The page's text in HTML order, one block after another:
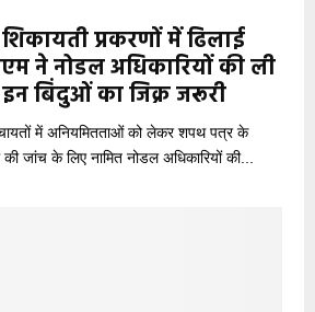
प्रकरणों में ढिलाई
ने नोडल अधिकारियों की ली
इन बिंदुओं का जिक्र जरूरी
में अनियमितताओं को लेकर शपथ पत्र के
जांच के लिए नामित नोडल अधिकारियों की...